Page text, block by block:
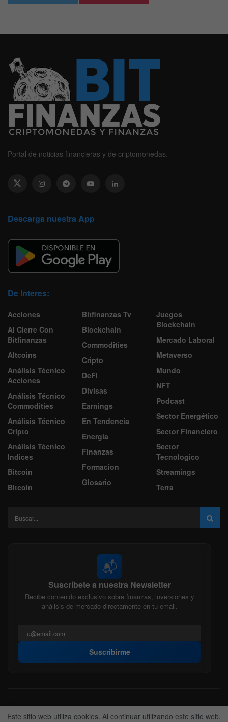
Portal de noticias financieras y de criptomonedas.
Descarga nuestra App
De Interes:
Acciones
Al Cierre Con
Bitfinanzas
Altcoins
Análisis Técnico
Acciones
Análisis Técnico
Commodities
Análisis Técnico
Cripto
Análisis Técnico
Indices
Bitcoin
Bitcoin
Bitfinanzas Tv
Blockchain
Commodities
Cripto
DeFi
Divisas
Earnings
En Tendencia
Energía
Finanzas
Formacion
Glosario
Juegos
Blockchain
Mercado Laboral
Metaverso
Mundo
NFT
Podcast
Sector Energético
Sector Financiero
Sector
Tecnologico
Streamings
Terra
📬
Suscríbete a nuestra Newsletter
Recibe contenido exclusivo sobre finanzas, inversiones y
análisis de mercado directamente en tu email.
Suscribirme
Acerca de nosotros Politica Editorial
Nuestro Equipo
Este sitio web utiliza cookies. Al continuar utilizando este sitio web,